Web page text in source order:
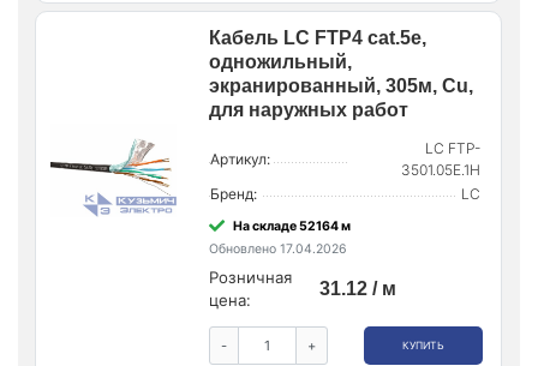
Кабель LC FTP4 cat.5e,
одножильный,
экранированный, 305м, Cu,
для наружных работ
Артикул:
LC FTP-
3501.05E.1H
Бренд:
LC
На складе 52164 м
Обновлено 17.04.2026
Розничная
цена:
31.12 / м
- + КУПИТЬ